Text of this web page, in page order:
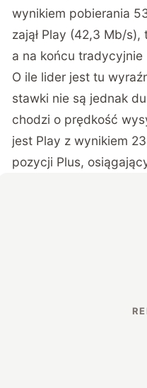
wynikiem pobierania
zajął Play (42,3 Mb/
a na końcu
O ile lider jest tu
stawki nie są jednak
chodzi o prędkość
jest Play z wynikiem
pozycji Plus,